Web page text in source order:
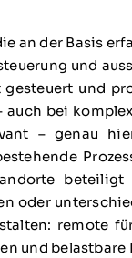
an der Basis
und
und
bei
– genau
oder
remote
und belastbare